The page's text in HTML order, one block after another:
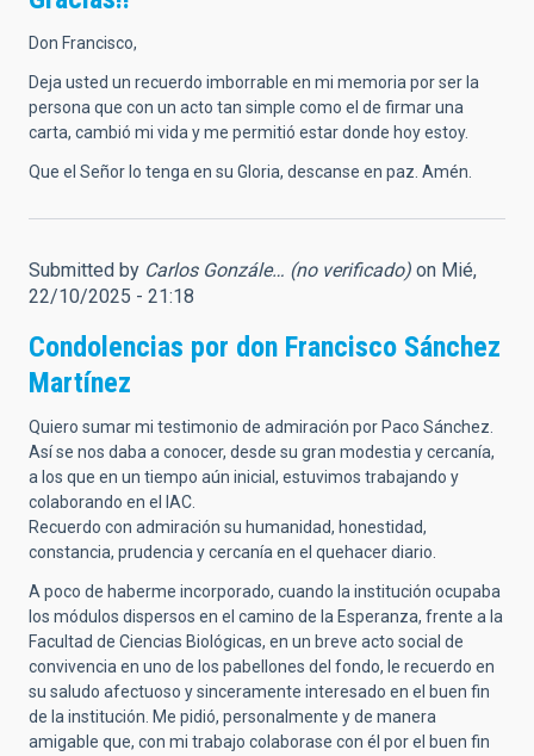
Don Francisco,
Deja usted un recuerdo imborrable en mi memoria por ser la
persona que con un acto tan simple como el de firmar una
carta, cambió mi vida y me permitió estar donde hoy estoy.
Que el Señor lo tenga en su Gloria, descanse en paz. Amén.
Submitted by Carlos Gonzále… (no verificado) on Mié,
22/10/2025 - 21:18
Condolencias por don Francisco Sánchez
Martínez
Quiero sumar mi testimonio de admiración por Paco Sánchez.
Así se nos daba a conocer, desde su gran modestia y cercanía,
a los que en un tiempo aún inicial, estuvimos trabajando y
colaborando en el IAC.
Recuerdo con admiración su humanidad, honestidad,
constancia, prudencia y cercanía en el quehacer diario.
A poco de haberme incorporado, cuando la institución ocupaba
los módulos dispersos en el camino de la Esperanza, frente a la
Facultad de Ciencias Biológicas, en un breve acto social de
convivencia en uno de los pabellones del fondo, le recuerdo en
su saludo afectuoso y sinceramente interesado en el buen fin
de la institución. Me pidió, personalmente y de manera
amigable que, con mi trabajo colaborase con él por el buen fin